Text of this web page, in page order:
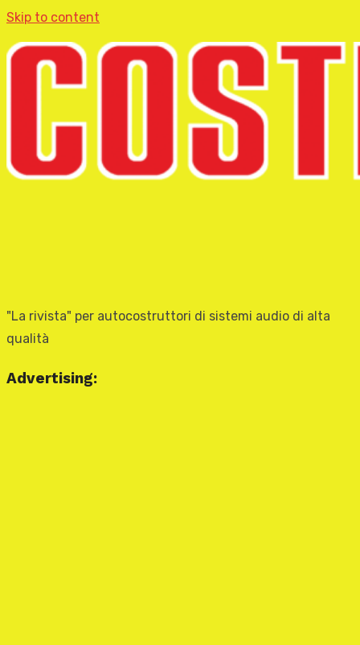
Skip to content
"La rivista" per autocostruttori di sistemi audio di alta
qualità
Advertising: